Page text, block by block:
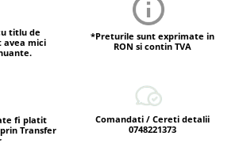
titlu de
avea mici
*Preturile sunt exprimate in
RON si contin TVA
fi platit
Transfer
Comandati / Cereti detalii
0748221373